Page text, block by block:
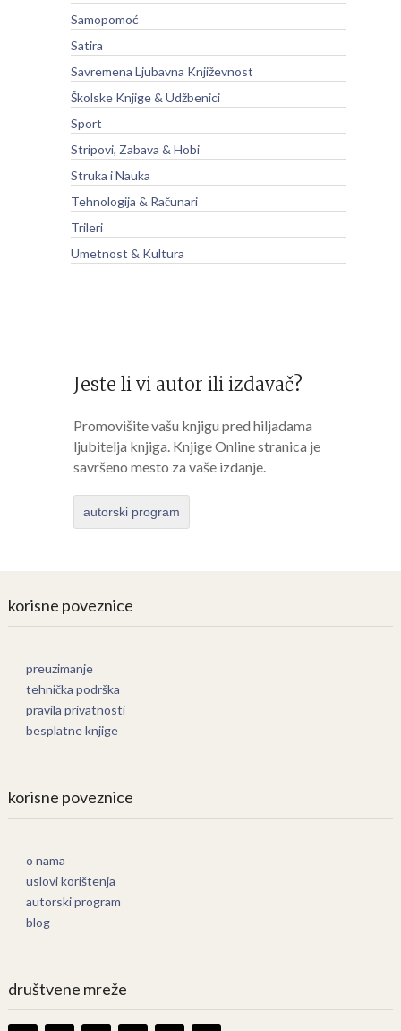
Samopomoć
Satira
Savremena Ljubavna Književnost
Školske Knjige & Udžbenici
Sport
Stripovi, Zabava & Hobi
Struka i Nauka
Tehnologija & Računari
Trileri
Umetnost & Kultura
Jeste li vi autor ili izdavač?
Promovišite vašu knjigu pred hiljadama
ljubitelja knjiga. Knjige Online stranica je
savršeno mesto za vaše izdanje.
autorski program
korisne poveznice
preuzimanje
tehnička podrška
pravila privatnosti
besplatne knjige
korisne poveznice
o nama
uslovi korištenja
autorski program
blog
društvene mreže